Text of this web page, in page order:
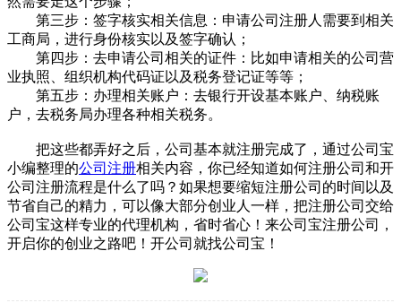
第三步：签字核实相关信息：申请公司注册人需要到相关
工商局，进行身份核实以及签字确认；
第四步：去申请公司相关的证件：比如申请相关的公司营
业执照、组织机构代码证以及税务登记证等等；
第五步：办理相关账户：去银行开设基本账户、纳税账
户，去税务局办理各种相关税务。
把这些都弄好之后，公司基本就注册完成了，通过公司宝
小编整理的公司注册相关内容，你已经知道如何注册公司和开
公司注册流程是什么了吗？如果想要缩短注册公司的时间以及
节省自己的精力，可以像大部分创业人一样，把注册公司交给
公司宝这样专业的代理机构，省时省心！来公司宝注册公司，
开启你的创业之路吧！开公司就找公司宝！